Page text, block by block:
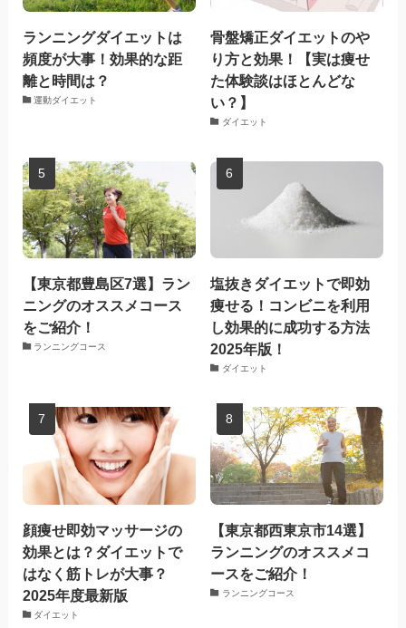
ランニングダイエットは
頻度が大事！効果的な距
離と時間は？
運動ダイエット
骨盤矯正ダイエットのや
り方と効果！【実は痩せ
た体験談はほとんどな
い？】
ダイエット
【東京都豊島区7選】ラン
ニングのオススメコース
をご紹介！
ランニングコース
塩抜きダイエットで即効
痩せる！コンビニを利用
し効果的に成功する方法
2025年版！
ダイエット
顔痩せ即効マッサージの
効果とは？ダイエットで
はなく筋トレが大事？
2025年度最新版
ダイエット
【東京都西東京市14選】
ランニングのオススメコ
ースをご紹介！
ランニングコース